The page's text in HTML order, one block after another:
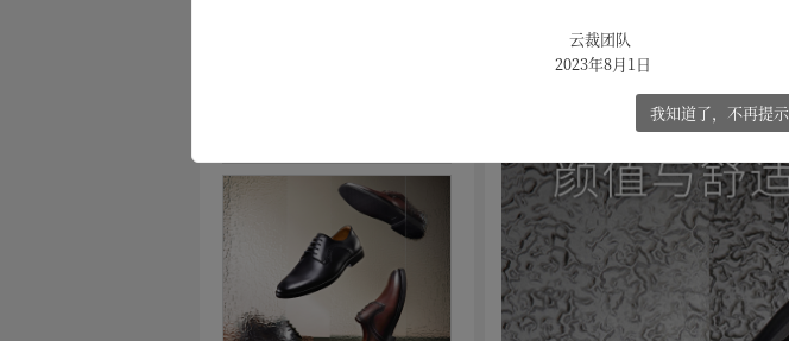
云裁团队
2023年8月1日
我知道了，不再提示